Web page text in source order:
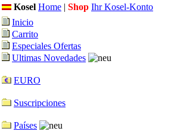
Kosel Home | Shop Ihr Kosel-Konto
Inicio
Carrito
Especiales Ofertas
Ultimas Novedades
EURO
Suscripciones
Países